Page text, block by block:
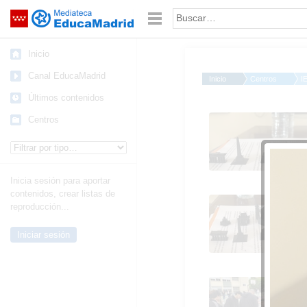
Saltar navegación Palabra o frase:
Inicio
Canal EducaMadrid
Últimos contenidos
Centros
Inicia sesión para aportar
contenidos, crear listas de
reproducción...
Iniciar sesión
Inicio Centros
Día de Europa, mayo
2026
Día de Europa, mayo
2026